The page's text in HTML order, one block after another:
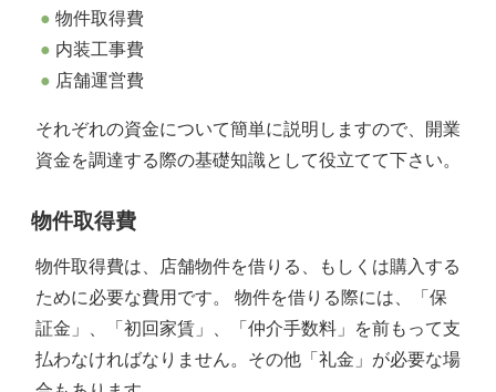
物件取得費
内装工事費
店舗運営費
それぞれの資金について簡単に説明しますので、開業
資金を調達する際の基礎知識として役立てて下さい。
物件取得費
物件取得費は、店舗物件を借りる、もしくは購入する
ために必要な費用です。 物件を借りる際には、「保
証金」、「初回家賃」、「仲介手数料」を前もって支
払わなければなりません。その他「礼金」が必要な場